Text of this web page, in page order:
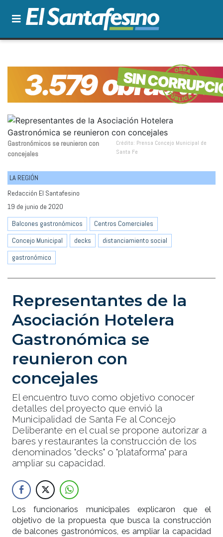
Gastronómicos se reunieron con
concejales
Crédito: Prensa Concejo Municipal de
Santa Fe
LA REGIÓN
Redacción El Santafesino
19 de junio de 2020
Balcones gastronómicos
Centros Comerciales
Concejo Municipal
decks
distanciamiento social
gastronómico
Representantes de la
Asociación Hotelera
Gastronómica se
reunieron con
concejales
El encuentro tuvo como objetivo conocer
detalles del proyecto que envió la
Municipalidad de Santa Fe al Concejo
Deliberante en el cual se propone autorizar a
bares y restaurantes la construcción de los
denominados "decks" o "plataforma" para
ampliar su capacidad.
Los funcionarios municipales explicaron que el
objetivo de la propuesta que busca la construcción
de balcones gastronómicos, es ampliar la capacidad